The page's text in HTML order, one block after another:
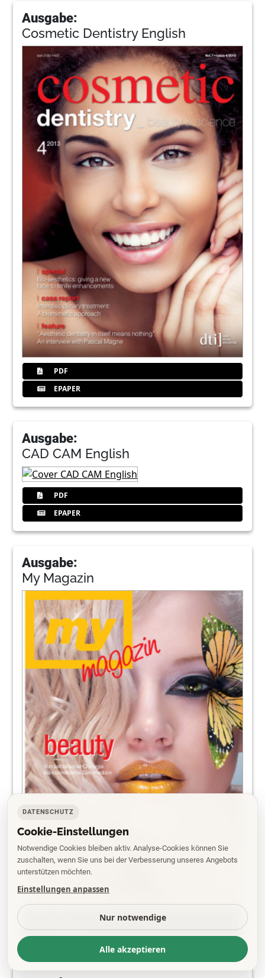
Ausgabe:
Cosmetic Dentistry English
PDF
EPAPER
Ausgabe:
CAD CAM English
PDF
EPAPER
Ausgabe:
My Magazin
EPAPER
DATENSCHUTZ
Cookie-Einstellungen
Notwendige Cookies bleiben aktiv. Analyse-Cookies können Sie
zuschalten, wenn Sie uns bei der Verbesserung unseres Angebots
unterstützen möchten.
Einstellungen anpassen
Nur notwendige
Alle akzeptieren